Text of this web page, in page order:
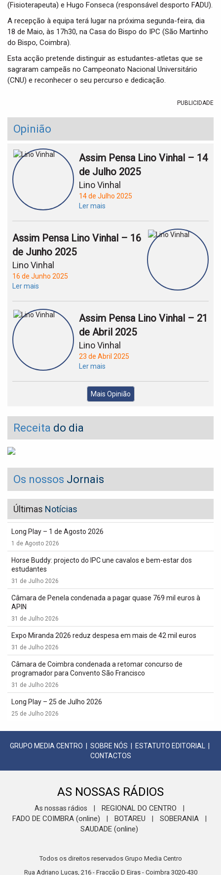
(Fisioterapeuta) e Hugo Fonseca (responsável desporto FADU).
A recepção à equipa terá lugar na próxima segunda-feira, dia
18 de Maio, às 17h30, na Casa do Bispo do IPC (São Martinho
do Bispo, Coimbra).
Esta acção pretende distinguir as estudantes-atletas que se
sagraram campeãs no Campeonato Nacional Universitário
(CNU) e reconhecer o seu percurso e dedicação.
PUBLICIDADE
Opinião
Assim Pensa Lino Vinhal – 14
de Julho 2025
Lino Vinhal
14 de Julho 2025
Ler mais
Assim Pensa Lino Vinhal – 16
de Junho 2025
Lino Vinhal
16 de Junho 2025
Ler mais
Assim Pensa Lino Vinhal – 21
de Abril 2025
Lino Vinhal
23 de Abril 2025
Ler mais
Mais Opinião
Receita do dia
Os nossos Jornais
Últimas Notícias
Long Play – 1 de Agosto 2026
1 de Agosto 2026
Horse Buddy: projecto do IPC une cavalos e bem-estar dos
estudantes
31 de Julho 2026
Câmara de Penela condenada a pagar quase 769 mil euros à
APIN
31 de Julho 2026
Expo Miranda 2026 reduz despesa em mais de 42 mil euros
31 de Julho 2026
Câmara de Coimbra condenada a retomar concurso de
programador para Convento São Francisco
31 de Julho 2026
Long Play – 25 de Julho 2026
25 de Julho 2026
GRUPO MEDIA CENTRO SOBRE NÓS ESTATUTO EDITORIAL
CONTACTOS
AS NOSSAS RÁDIOS
As nossas rádios REGIONAL DO CENTRO
FADO DE COIMBRA (online) BOTAREU SOBERANIA
SAUDADE (online)
Todos os direitos reservados Grupo Media Centro
Rua Adriano Lucas, 216 - Fracção D Eiras - Coimbra 3020-430